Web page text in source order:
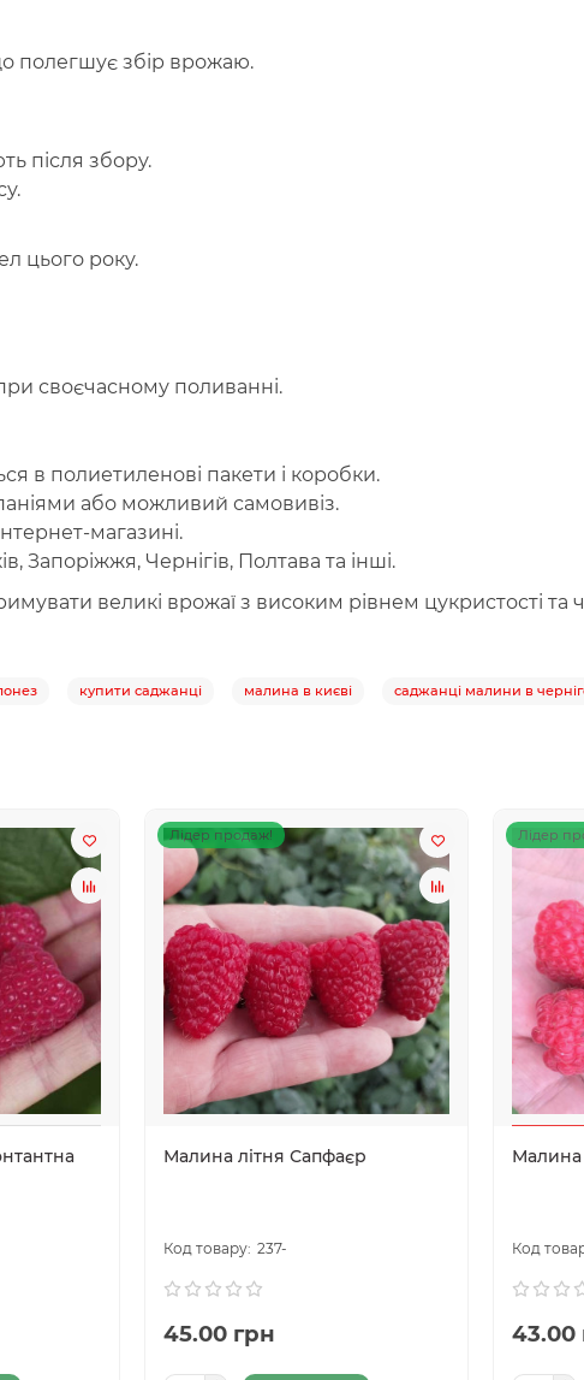
полегшує збір врожаю.
після збору.
цього року.
своєчасному поливанні.
в полиетиленові пакети і коробки.
або можливий самовивіз.
магазині.
Запоріжжя, Чернігів, Полтава та інші.
великі врожаї з високим рівнем цукристості
купити саджанці малина в києві саджанці малини в
Лідер продаж!
Малина літня Сапфаєр
237-
45.00 грн
Лідер
Малина
43.00